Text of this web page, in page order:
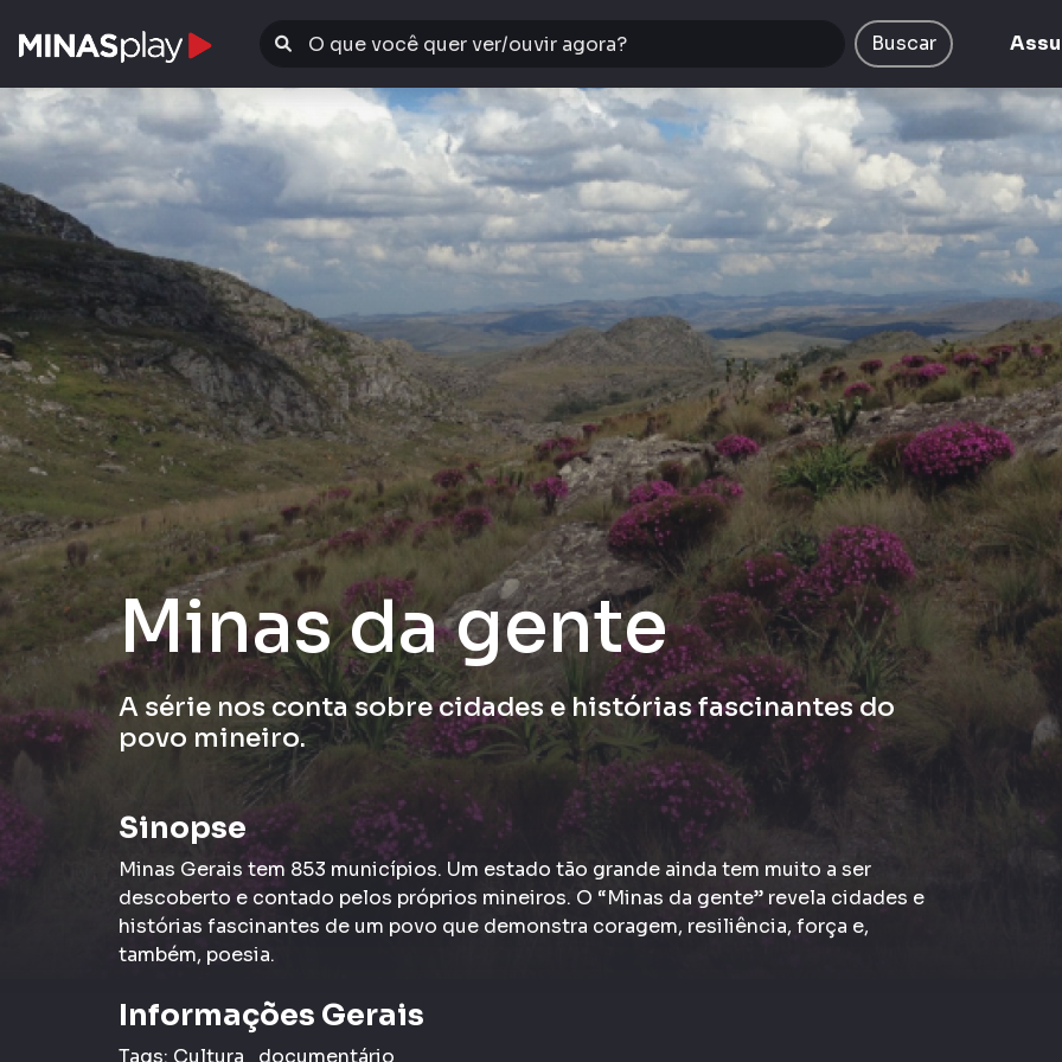
Buscar
Minas da gente
A série nos conta sobre cidades e histórias fascinantes do
povo mineiro.
Sinopse
Minas Gerais tem 853 municípios. Um estado tão grande ainda tem muito a ser
descoberto e contado pelos próprios mineiros. O “Minas da gente” revela cidades e
histórias fascinantes de um povo que demonstra coragem, resiliência, força e,
também, poesia.
Informações Gerais
Tags: Cultura documentário